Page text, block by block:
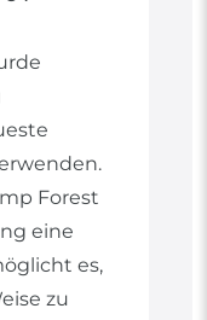
Forest
eine
es,
zu